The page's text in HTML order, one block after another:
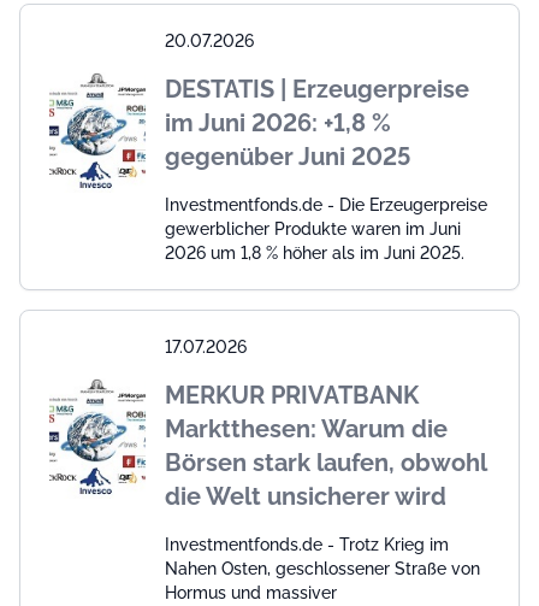
20.07.2026
DESTATIS | Erzeugerpreise
im Juni 2026: +1,8 %
gegenüber Juni 2025
Investmentfonds.de - Die Erzeugerpreise
gewerblicher Produkte waren im Juni
2026 um 1,8 % höher als im Juni 2025.
17.07.2026
MERKUR PRIVATBANK
Marktthesen: Warum die
Börsen stark laufen, obwohl
die Welt unsicherer wird
Investmentfonds.de - Trotz Krieg im
Nahen Osten, geschlossener Straße von
Hormus und massiver